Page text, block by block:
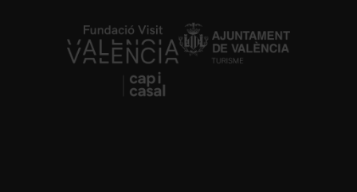
https://fundacion.visitvalencia.com/